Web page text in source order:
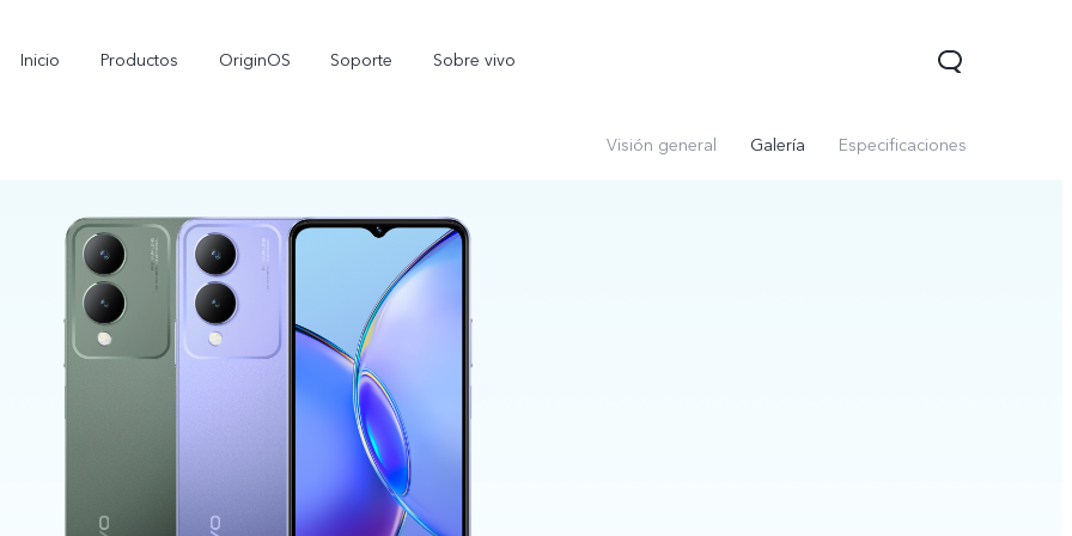
Inicio Productos OriginOS Soporte Sobre vivo
Visión general Galería Especificaciones